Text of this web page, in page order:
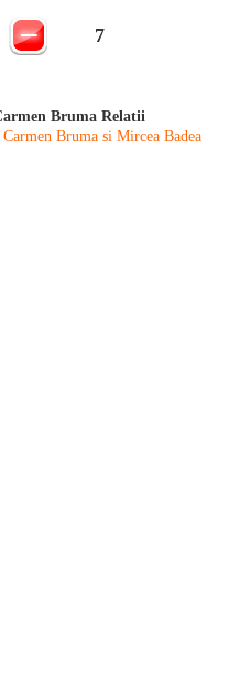
7
Bruma Relatii
Carmen Bruma si Mircea Badea